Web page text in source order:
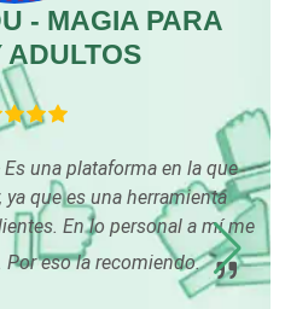
Piel
- MAGIA PARA
ADULTOS
Es una plataforma en la que
que es una herramienta
En lo personal a mí me
eso la recomiendo.